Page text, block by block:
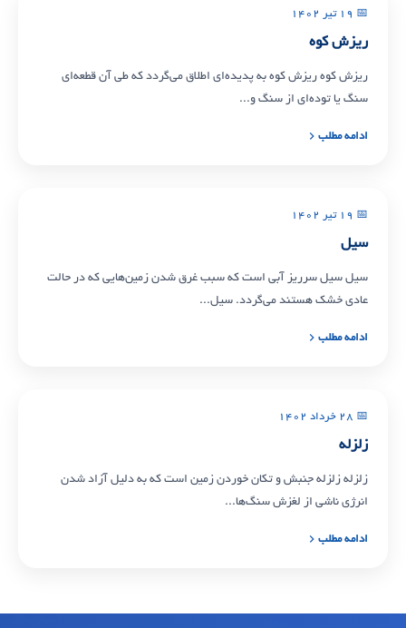
📅 ۱۹ تیر ۱۴۰۲
ریزش کوه
ریزش کوه ریزش کوه به پدیده‌ای اطلاق می‌گردد که طی آن قطعه‌ای
سنگ یا توده‌ای از سنگ و...
ادامه مطلب
📅 ۱۹ تیر ۱۴۰۲
سیل
سیل سیل سرریز آبی است که سبب غرق شدن زمین‌هایی که در حالت
عادی خشک هستند می‌گردد. سیل...
ادامه مطلب
📅 ۲۸ خرداد ۱۴۰۲
زلزله
زلزله زلزله جنبش و تکان خوردن زمین است که به دلیل آزاد شدن
انرژی ناشی از لغزش سنگ‌ها...
ادامه مطلب